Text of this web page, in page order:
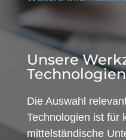
Unsere
Technologien
Die Auswahl
Technologien ist für
mittelständische